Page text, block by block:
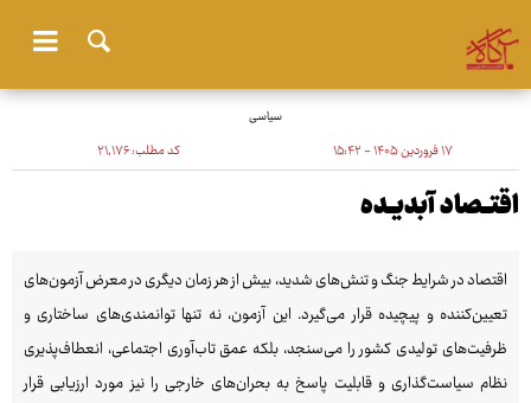
سیاسی
۱۷ فروردین ۱۴۰۵ - ۱۵:۴۲ کد مطلب:۲۱٬۱۷۶
اقتــصاد آبدیــده
اقتصاد در شرایط جنگ و تنش‌های شدید، بیش از هر زمان دیگری در معرض آزمون‌های
تعیین‌کننده و پیچیده قرار می‌گیرد. این آزمون، نه تنها توانمندی‌های ساختاری و
ظرفیت‌های تولیدی کشور را می‌سنجد، بلکه عمق تاب‌آوری اجتماعی، انعطاف‌پذیری
نظام سیاست‌گذاری و قابلیت پاسخ به بحران‌های خارجی را نیز مورد ارزیابی قرار